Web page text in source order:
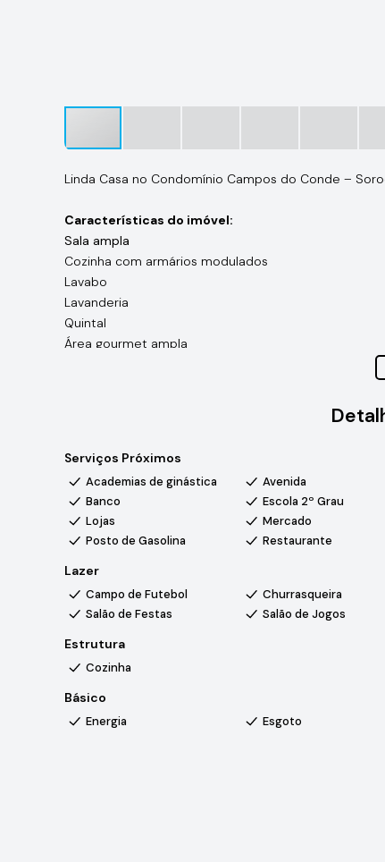
Linda Casa no Condomínio Campos do Conde –
Características do imóvel:
Sala ampla
Cozinha com armários modulados
Lavabo
Lavanderia
Quintal
Área gourmet ampla
Área do Terreno 250m² - Área Útil
preparação para instalação de ar-
O Condomínio Campos do Condeé referência em
segurança e infraestrutura completa, ideal para
Localização estratégica com fácil acesso à Rodovia
industrial de Sorocaba, comércios e serviços
Estrutura do condomínio:
portaria 24h, segurança
Informações e agendamento:
Serviços Próximos
Academias de ginástica Avenida
Banco
Escola 2º Grau
Lojas
Mercado
Posto de Gasolina
Restaurante
Lazer
Campo de Futebol Churrasqueira
Salão de Festas
Salão de Jogos
Estrutura
Cozinha
Básico
Energia Esgoto